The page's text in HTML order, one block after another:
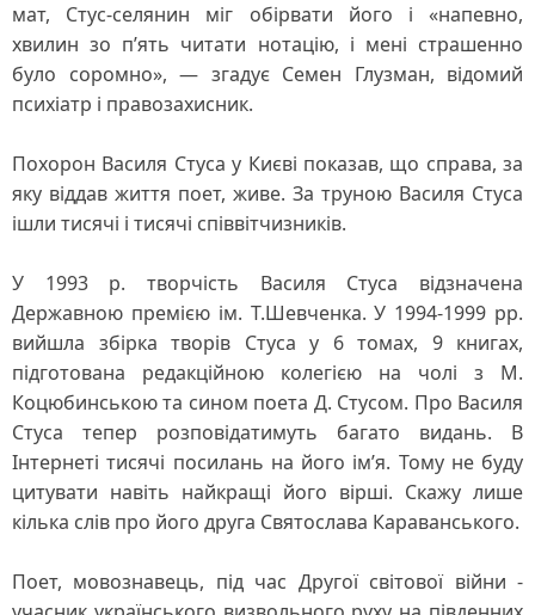
мат, Стус-селянин міг обірвати його і «напевно,
хвилин зо п’ять читати нотацію, і мені страшенно
було соромно», — згадує Семен Глузман, відомий
психіатр і правозахисник.
Похорон Василя Стуса у Києві показав, що справа, за
яку віддав життя поет, живе. За труною Василя Стуса
ішли тисячі і тисячі співвітчизників.
У 1993 р. творчість Василя Стуса відзначена
Державною премією ім. Т.Шевченка. У 1994-1999 рр.
вийшла збірка творів Стуса у 6 томах, 9 книгах,
підготована редакційною колегією на чолі з М.
Коцюбинською та сином поета Д. Стусом. Про Василя
Стуса тепер розповідатимуть багато видань. В
Інтернеті тисячі посилань на його ім’я. Тому не буду
цитувати навіть найкращі його вірші. Скажу лише
кілька слів про його друга Святослава Караванського.
Поет, мовознавець, під час Другої світової війни -